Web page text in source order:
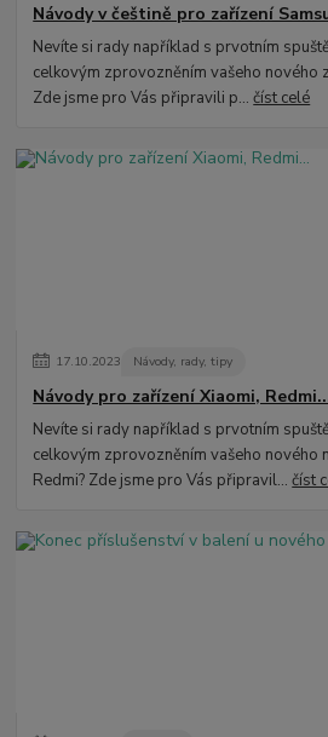
Návody v češtině pro zařízení
Nevíte si rady například s prvotním
celkovým zprovozněním vašeho nového
Zde jsme pro Vás připravili p...číst celé
17.10.2023 Návody, rady, tipy
Návody pro zařízení Xiaomi,
Nevíte si rady například s prvotním
celkovým zprovozněním vašeho nového
Redmi? Zde jsme pro Vás připravil...číst